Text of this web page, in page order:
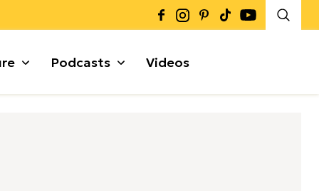
Podcasts Videos